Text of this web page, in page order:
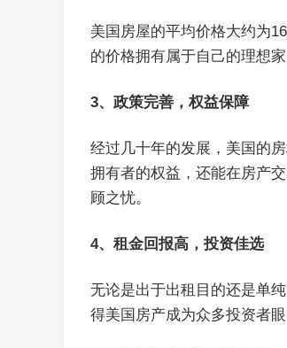
美国房屋的平均价格大约为
的价格拥有属于自己的理想
3、政策完善，权益保障
经过几十年的发展，美国的
拥有者的权益，还能在房产
顾之忧。
4、租金回报高，投资佳选
无论是出于出租目的还是单
得美国房产成为众多投资者